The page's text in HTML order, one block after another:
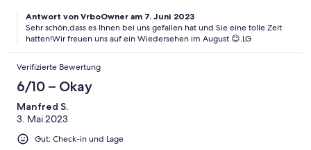
Antwort von VrboOwner am 7. Juni 2023
Sehr schön,dass es Ihnen bei uns gefallen hat und Sie eine tolle Zeit
hatten!Wir freuen uns auf ein Wiedersehen im August 😊.LG
Verifizierte Bewertung
6/10 – Okay
Manfred S.
3. Mai 2023
Gut: Check-in und Lage